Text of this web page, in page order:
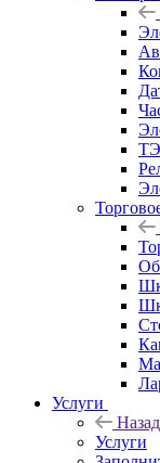
Услуги
Назад
Услуги